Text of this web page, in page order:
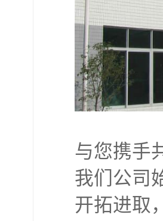
与您携手
我们公司
开拓进取